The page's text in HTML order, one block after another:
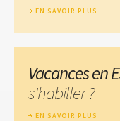
EN SAVOIR PLUS
Vacances en
s'habiller ?
EN SAVOIR PLUS